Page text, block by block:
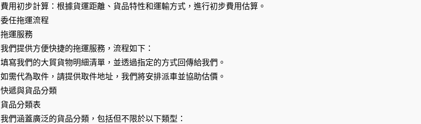
費用初步計算：根據貨運距離、貨品特性和運輸方式，進行初步費用估算。
委任拖運流程
拖運服務
我們提供方便快捷的拖運服務，流程如下：
填寫我們的大貿貨物明細清單，並透過指定的方式回傳給我們。
如需代為取件，請提供取件地址，我們將安排派車並協助估價。
快遞與貨品分類
貨品分類表
我們涵蓋廣泛的貨品分類，包括但不限於以下類型：